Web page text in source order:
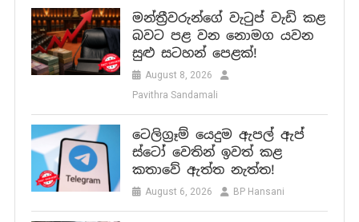
මන්ත්‍රීවරුන්ගේ වැටුප් වැඩි කළ
බවට පළ වන නොමග යවන
සුළු සටහන් පෙළක්!
August 8, 2026
Pavithra Sandamali
ටෙලිග්‍රෑම් යෙදුම ඇපල් ඇප්
ස්ටෝ වෙතින් ඉවත් කළ
කතාවේ ඇත්ත නැත්ත!
August 6, 2026 BP Hansani